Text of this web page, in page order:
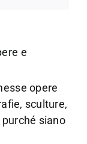
e
opere
sculture,
siano